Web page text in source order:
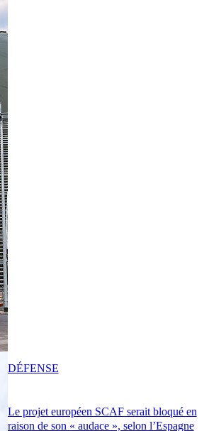
Le projet européen SCAF serait bloqué en
raison de son « audace », selon l’Espagne
DÉFENSE